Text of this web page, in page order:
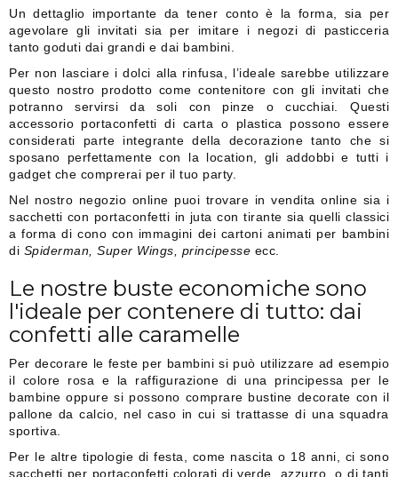
Un dettaglio importante da tener conto è la forma, sia per
agevolare gli invitati sia per imitare i negozi di pasticceria
tanto goduti dai grandi e dai bambini.
Per non lasciare i dolci alla rinfusa, l’ideale sarebbe utilizzare
questo nostro prodotto come contenitore con gli invitati che
potranno servirsi da soli con pinze o cucchiai. Questi
accessorio portaconfetti di carta o plastica possono essere
considerati parte integrante della decorazione tanto che si
sposano perfettamente con la location, gli addobbi e tutti i
gadget che comprerai per il tuo party.
Nel nostro negozio online puoi trovare in vendita online sia i
sacchetti con portaconfetti in juta con tirante sia quelli classici
a forma di cono con immagini dei cartoni animati per bambini
di Spiderman, Super Wings, principesse ecc.
Le nostre buste economiche sono
l'ideale per contenere di tutto: dai
confetti alle caramelle
Per decorare le feste per bambini si può utilizzare ad esempio
il colore rosa e la raffigurazione di una principessa per le
bambine oppure si possono comprare bustine decorate con il
pallone da calcio, nel caso in cui si trattasse di una squadra
sportiva.
Per le altre tipologie di festa, come nascita o 18 anni, ci sono
sacchetti per portaconfetti colorati di verde, azzurro, o di tanti